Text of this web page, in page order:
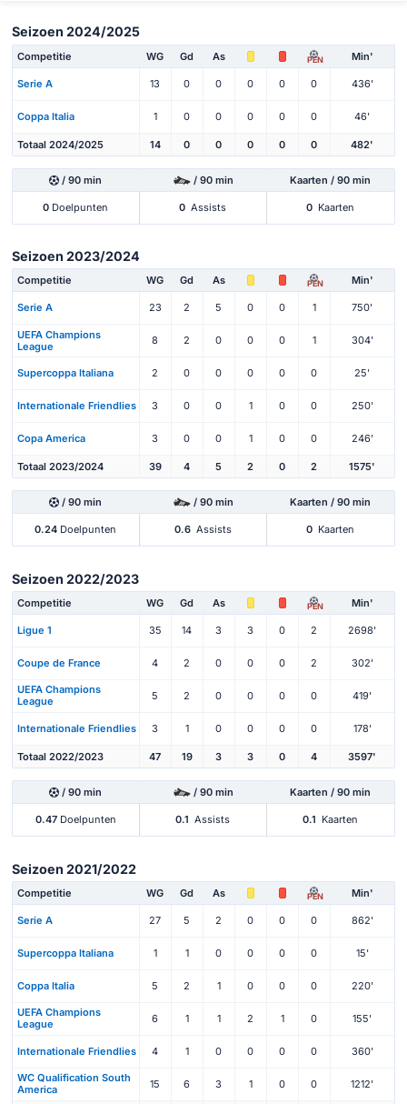
Seizoen 2024/2025
Competitie WG Gd As PEN Min'
Serie A 13 0 0 0 0 0 436'
Coppa Italia 1 0 0 0 0 0 46'
Totaal 2024/2025 14 0 0 0 0 0 482'
/ 90 min / 90 min Kaarten / 90 min
0 Doelpunten 0 Assists 0 Kaarten
Seizoen 2023/2024
Competitie WG Gd As PEN Min'
Serie A 23 2 5 0 0 1 750'
UEFA Champions
League
8 2 0 0 0 1 304'
Supercoppa Italiana 2 0 0 0 0 0 25'
Internationale Friendlies 3 0 0 1 0 0 250'
Copa America 3 0 0 1 0 0 246'
Totaal 2023/2024 39 4 5 2 0 2 1575'
/ 90 min / 90 min Kaarten / 90 min
0.24 Doelpunten 0.6 Assists 0 Kaarten
Seizoen 2022/2023
Competitie WG Gd As PEN Min'
Ligue 1 35 14 3 3 0 2 2698'
Coupe de France 4 2 0 0 0 2 302'
UEFA Champions
League
5 2 0 0 0 0 419'
Internationale Friendlies 3 1 0 0 0 0 178'
Totaal 2022/2023 47 19 3 3 0 4 3597'
/ 90 min / 90 min Kaarten / 90 min
0.47Doelpunten 0.1 Assists 0.1 Kaarten
Seizoen 2021/2022
Competitie WG Gd As PEN Min'
Serie A 27 5 2 0 0 0 862'
Supercoppa Italiana 1 1 0 0 0 0 15'
Coppa Italia 5 2 1 0 0 0 220'
UEFA Champions
League
6 1 1 2 1 0 155'
Internationale Friendlies 4 1 0 0 0 0 360'
WC Qualification South
America
15 6 3 1 0 0 1212'